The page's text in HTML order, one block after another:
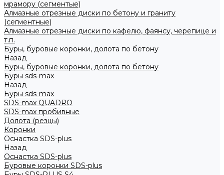
мрамору (сегментые)
Алмазные отрезные диски по бетону и граниту
(сегментные)
Алмазные отрезные диски по кафелю, фаянсу, черепице и
т.п.
Буры, буровые коронки, долота по бетону
Назад
Буры, буровые коронки, долота по бетону
Буры sds-max
Назад
Буры sds-max
SDS-max QUADRO
SDS-max пробивные
Долота (резцы)
Коронки
Оснастка SDS-plus
Назад
Оснастка SDS-plus
Буровые коронки SDS-plus